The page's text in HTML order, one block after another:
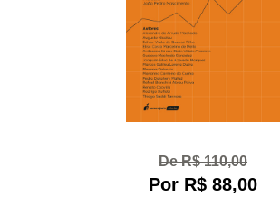
De R$ 110,00
Por R$ 88,00